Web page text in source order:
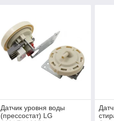
Датчик уровня воды
(прессостат) LG